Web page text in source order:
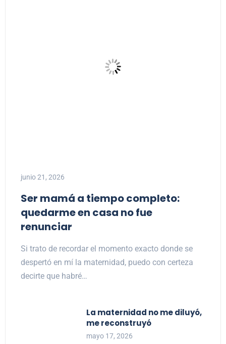
junio 21, 2026
Ser mamá a tiempo completo:
quedarme en casa no fue
renunciar
Si trato de recordar el momento exacto donde se
despertó en mí la maternidad, puedo con certeza
decirte que habré…
La maternidad no me diluyó,
me reconstruyó
mayo 17, 2026